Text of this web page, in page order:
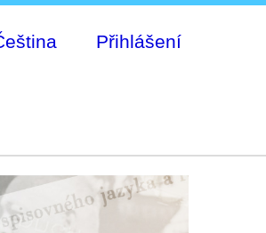
Přihlášení